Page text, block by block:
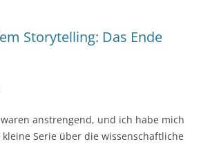
Storytelling: Das Ende
anstrengend, und ich habe mich
Serie über die wissenschaftliche